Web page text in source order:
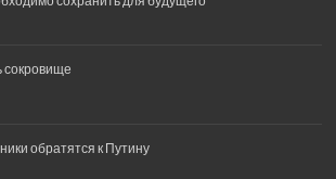
сокровище
обратятся к Путину